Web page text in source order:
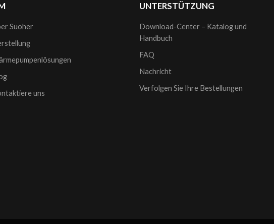
Suoher
uns
UNTERSTÜTZUNG
Download-Center – Katalog und
Handbuch
FAQ
Nachricht
Verfolgen Sie Ihre Bestellungen